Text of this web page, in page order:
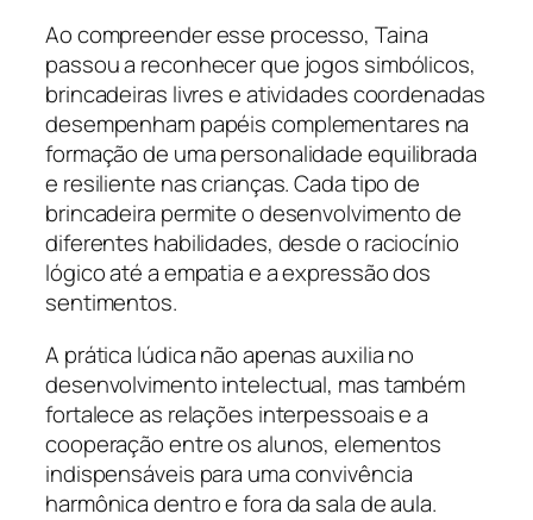
Ao compreender esse processo, Taina
passou a reconhecer que jogos simbólicos,
brincadeiras livres e atividades coordenadas
desempenham papéis complementares na
formação de uma personalidade equilibrada
e resiliente nas crianças. Cada tipo de
brincadeira permite o desenvolvimento de
diferentes habilidades, desde o raciocínio
lógico até a empatia e a expressão dos
sentimentos.
A prática lúdica não apenas auxilia no
desenvolvimento intelectual, mas também
fortalece as relações interpessoais e a
cooperação entre os alunos, elementos
indispensáveis para uma convivência
harmônica dentro e fora da sala de aula.